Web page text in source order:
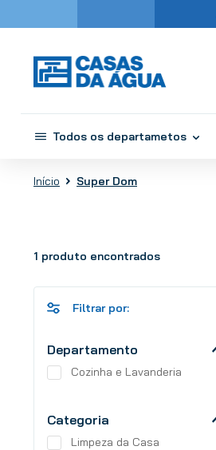
Todos os departametos
Super Dom
1 produto
Departamento
Cozinha e Lavanderia
Categoria
Limpeza da Casa